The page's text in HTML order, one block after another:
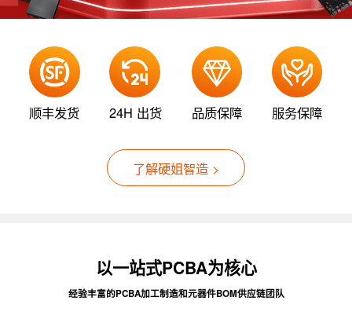
顺丰发货 24H 出货 品质保障 服务保障
了解硬姐智造 >
以一站式PCBA为核心
经验丰富的PCBA加工制造和元器件BOM供应链团队